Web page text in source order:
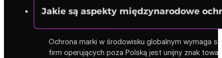
Jakie są aspekty międzynarodowe
Ochrona marki w środowisku globalnym wymaga
firm operujących poza Polską jest unijny znak